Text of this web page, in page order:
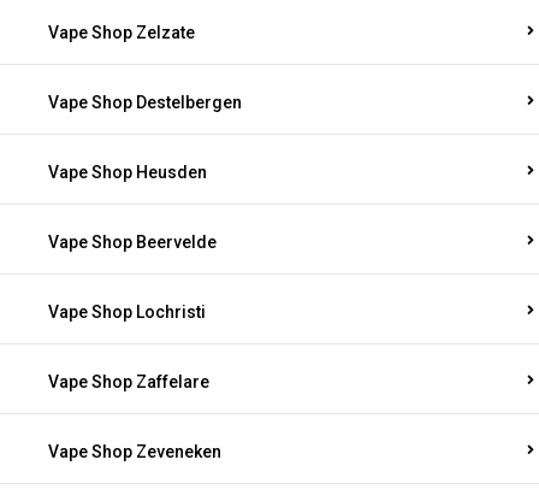
Vape Shop Zelzate
Vape Shop Destelbergen
Vape Shop Heusden
Vape Shop Beervelde
Vape Shop Lochristi
Vape Shop Zaffelare
Vape Shop Zeveneken